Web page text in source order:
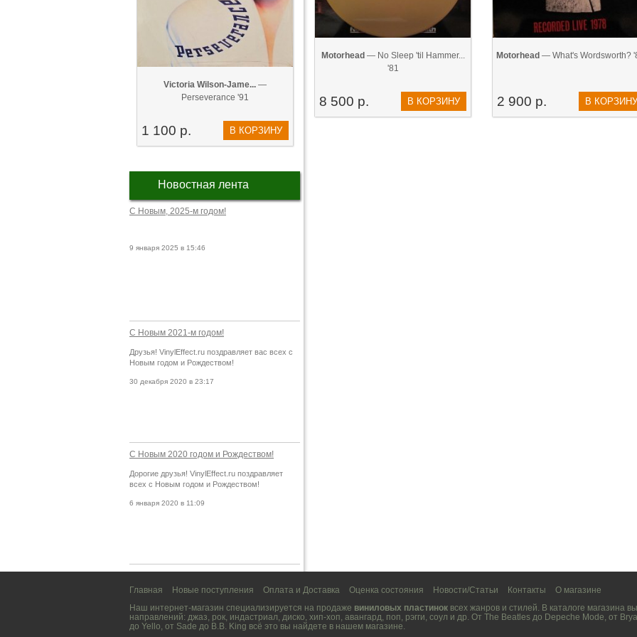
Victoria Wilson-Jame... —
Perseverance '91
1 100 р. В КОРЗИНУ
Новостная лента
С Новым, 2025-м годом!
9 января 2025 в 15:46
С Новым 2021-м годом!
Друзья! VinylEffect.ru поздравляет вас всех с
Новым годом и Рождеством!
30 декабря 2020 в 23:17
С Новым 2020 годом и Рождеством!
Дорогие друзья! VinylEffect.ru поздравляет
всех с Новым годом и Рождеством!
6 января 2020 в 11:09
Motorhead — No Sleep 'til Hammer...
'81
8 500 р. В КОРЗИНУ
Motorhead — What's Wordsworth?
2 900 р. В КОРЗИНУ
Главная Новые поступления Оплата и Доставка Оценка состояния Новости/Статьи Контакты
О магазине
Наш интернет-магазин специализируется на продаже виниловых пластинок всех жанров и стилей. В каталоге магазина
направлений: джаз, рок, индастриал, диско, хип-хоп, авангард, поп, рэгги, соул и др. От The Beatles до Depeche Mode, от
до Yello, от Sade до B.B. King всё это вы найдете в нашем магазине.